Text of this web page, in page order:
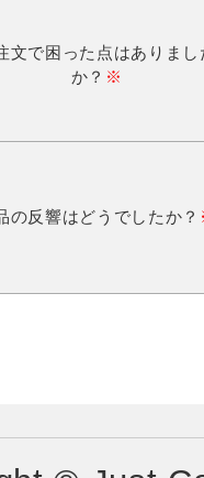
文で困った点はありまし
か？ ※
の反響はどうでしたか？